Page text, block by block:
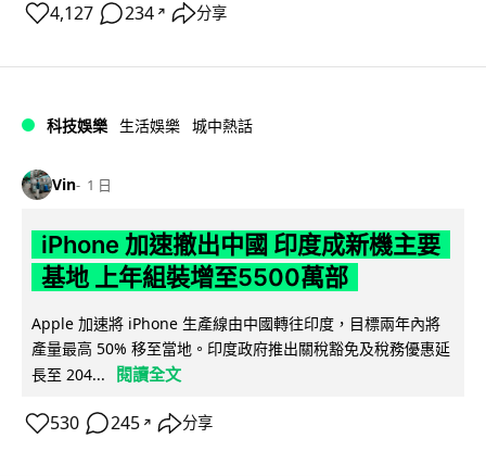
4,127 234 ↗ 分享
科技娛樂 生活娛樂 城中熱話
Vin 1 日
iPhone 加速撤出中國 印度成新機主要
基地 上年組裝增至5500萬部
Apple 加速將 iPhone 生產線由中國轉往印度，目標兩年內將
產量最高 50% 移至當地。印度政府推出關稅豁免及稅務優惠延
長至 204...
閱讀全文
530 245 ↗ 分享